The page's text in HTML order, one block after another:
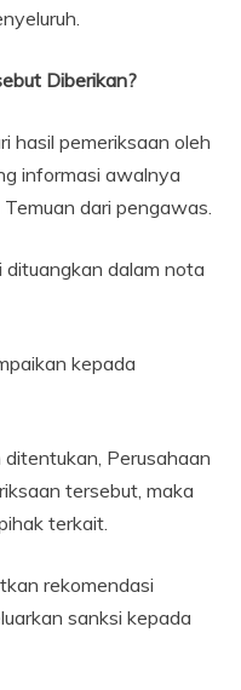
Diberikan?
hasil pemeriksaan oleh
informasi awalnya
dari pengawas.
dituangkan dalam nota
kepada
Perusahaan
tersebut, maka
terkait.
rekomendasi
sanksi kepada